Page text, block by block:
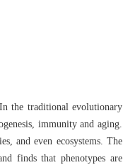
the traditional evolutionary
immunity and aging.
and even ecosystems. The
finds that phenotypes are